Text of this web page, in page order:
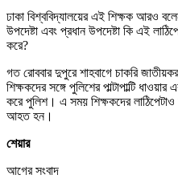
ঢাকা বিশ্ববিদ্যালয়ের এই শিক্ষক আরও
উপদেষ্টা এবং প্রধান উপদেষ্টা কি এই
করে?
গত রোববার দুপুরে শাহবাগে চাকরি
শিক্ষকদের সঙ্গে পুলিশের পাল্টাপাল্টি
করে পুলিশ। এ সময় শিক্ষকদের
আহত হন।
শেয়ার
আগের সংবাদ